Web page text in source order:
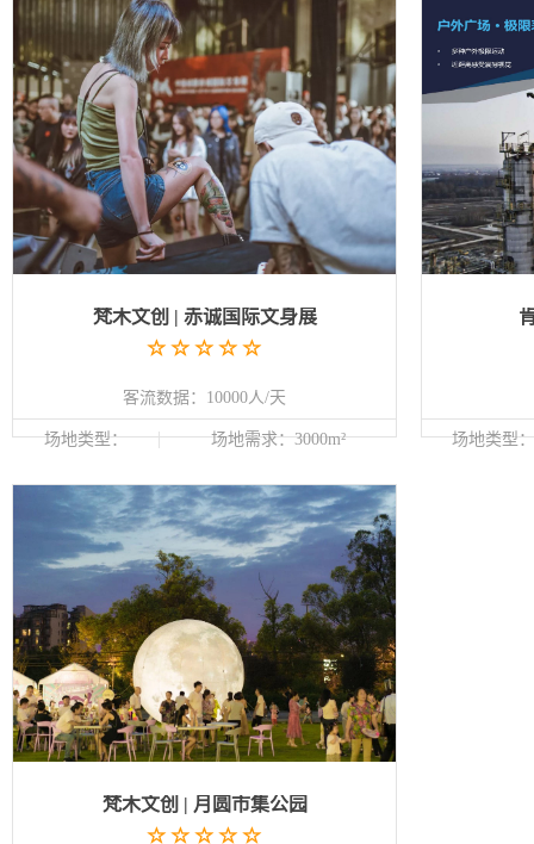
梵木文创 | 赤诚国际文身展
客流数据：10000人/天
场地类型： 场地需求：3000m² 场地类型
梵木文创 | 月圆市集公园